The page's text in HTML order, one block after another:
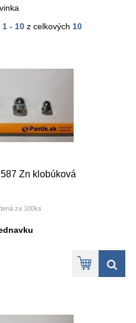
1 - 10 z celkových 10
Zn klobúková
za 100ks